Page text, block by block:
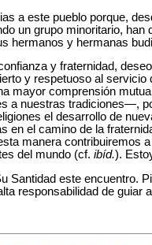
a este pueblo porque,
un grupo minoritario,
hermanos y hermanas
y fraternidad,
y respetuoso al
mayor comprensión
a nuestras tradiciones—,
el desarrollo de
en el camino de la
manera contribuiremos
del mundo (cf. ibíd.).
Santidad este encuentro.
responsabilidad de